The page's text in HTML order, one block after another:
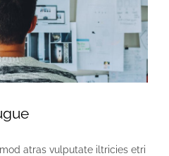
atras vulputate iltricies etri